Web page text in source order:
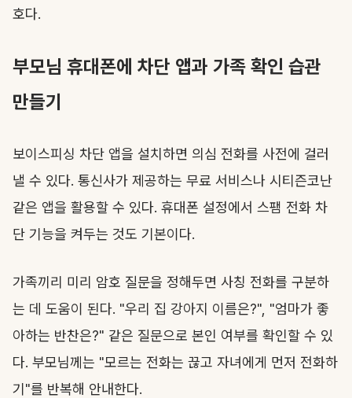
호다.
부모님 휴대폰에 차단 앱과 가족 확인 습관
만들기
보이스피싱 차단 앱을 설치하면 의심 전화를 사전에 걸러
낼 수 있다. 통신사가 제공하는 무료 서비스나 시티즌코난
같은 앱을 활용할 수 있다. 휴대폰 설정에서 스팸 전화 차
단 기능을 켜두는 것도 기본이다.
가족끼리 미리 암호 질문을 정해두면 사칭 전화를 구분하
는 데 도움이 된다. "우리 집 강아지 이름은?", "엄마가 좋
아하는 반찬은?" 같은 질문으로 본인 여부를 확인할 수 있
다. 부모님께는 "모르는 전화는 끊고 자녀에게 먼저 전화하
기"를 반복해 안내한다.